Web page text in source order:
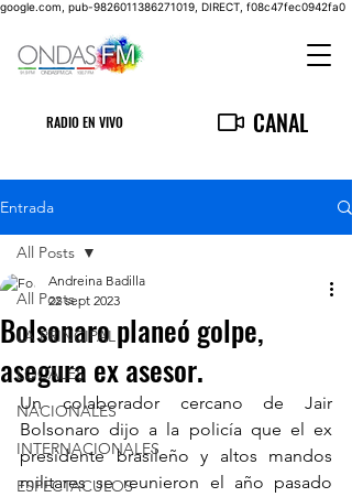
google.com, pub-9826011386271019, DIRECT, f08c47fec0942fa0
RADIO EN VIVO CANAL
Entrada
All Posts
LA PRINCIPAL
LOCALES
NACIONALES
INTERNACIONALES
ESPECTACULOS
All Posts
Bolsonaro planeó golpe,
asegura ex asesor.
Andreina Badilla
22 sept 2023
Un colaborador cercano de Jair
Bolsonaro dijo a la policía que el ex
presidente brasileño y altos mandos
militares se reunieron el año pasado